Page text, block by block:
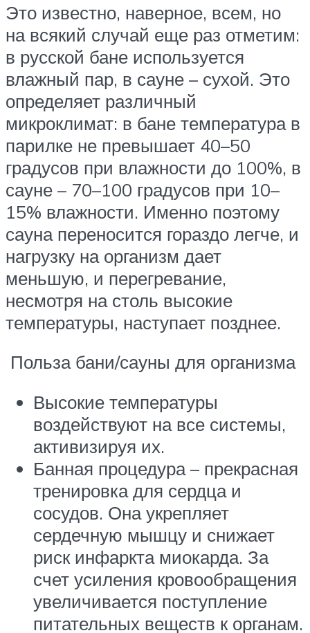
Это известно, наверное, всем, но
на всякий случай еще раз отметим:
в русской бане используется
влажный пар, в сауне – сухой. Это
определяет различный
микроклимат: в бане температура в
парилке не превышает 40–50
градусов при влажности до 100%, в
сауне – 70–100 градусов при 10–
15% влажности. Именно поэтому
сауна переносится гораздо легче, и
нагрузку на организм дает
меньшую, и перегревание,
несмотря на столь высокие
температуры, наступает позднее.
Польза бани/сауны для организма
Высокие температуры
воздействуют на все системы,
активизируя их.
Банная процедура – прекрасная
тренировка для сердца и
сосудов. Она укрепляет
сердечную мышцу и снижает
риск инфаркта миокарда. За
счет усиления кровообращения
увеличивается поступление
питательных веществ к органам.